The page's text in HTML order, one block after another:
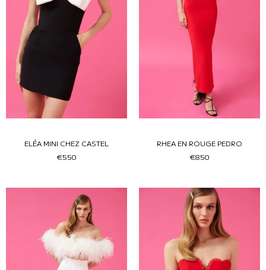
ELÉA MINI CHEZ CASTEL
€550
RHEA EN ROUGE PEDRO
€850